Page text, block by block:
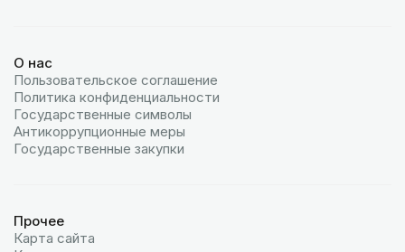
О нас
Пользовательское соглашение
Политика конфиденциальности
Государственные символы
Антикоррупционные меры
Государственные закупки
Прочее
Карта сайта